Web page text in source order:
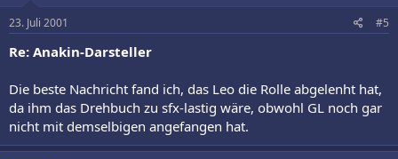
23. Juli 2001 #5
Re: Anakin-Darsteller
Die beste Nachricht fand ich, das Leo die Rolle abgelenht hat,
da ihm das Drehbuch zu sfx-lastig wäre, obwohl GL noch gar
nicht mit demselbigen angefangen hat.